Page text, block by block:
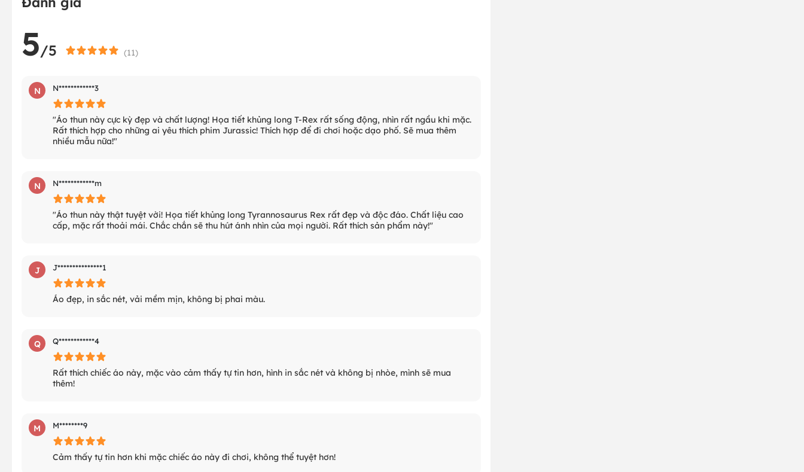
5/5 (11)
N N************3
"Áo thun này cực kỳ đẹp và chất lượng! Họa tiết khủng long T-Rex rất sống động, nhìn rất ngầu khi mặc.
Rất thích hợp cho những ai yêu thích phim Jurassic! Thích hợp để đi chơi hoặc dạo phố. Sẽ mua thêm
nhiều mẫu nữa!"
N N************m
"Áo thun này thật tuyệt vời! Họa tiết khủng long Tyrannosaurus Rex rất đẹp và độc đáo. Chất liệu cao
cấp, mặc rất thoải mái. Chắc chắn sẽ thu hút ánh nhìn của mọi người. Rất thích sản phẩm này!"
J J***************1
Áo đẹp, in sắc nét, vải mềm mịn, không bị phai màu.
Q Q************4
Rất thích chiếc áo này, mặc vào cảm thấy tự tin hơn, hình in sắc nét và không bị nhòe, mình sẽ mua
thêm!
M M********9
Cảm thấy tự tin hơn khi mặc chiếc áo này đi chơi, không thể tuyệt hơn!